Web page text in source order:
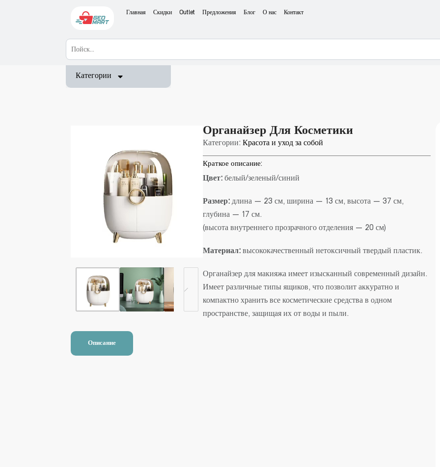
Главная Скидки Outlet Предложения Блог О нас Контакт
Категории
Органайзер Для Косметики
Категории: Красота и уход за собой
Краткое описание:
Цвет: белый/зеленый/синий
Размер: длина — 23 см, ширина — 13 см, высота — 37 см,
глубина — 17 см.
(высота внутреннего прозрачного отделения — 20 см)
Материал: высококачественный нетоксичный твердый пластик.
Органайзер для макияжа имеет изысканный современный дизайн.
Имеет различные типы ящиков, что позволит аккуратно и
компактно хранить все косметические средства в одном
пространстве, защищая их от воды и пыли.
Описание